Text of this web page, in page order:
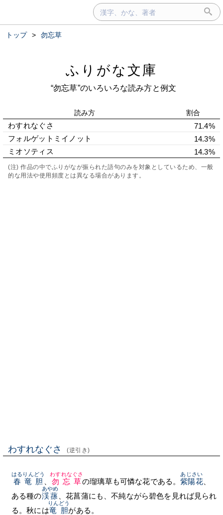
トップ > 勿忘草
ふりがな文庫
“勿忘草”のいろいろな読み方と例文
読み方 割合
わすれなぐさ
71.4%
フォルゲットミイノット
14.3%
ミオソティス
14.3%
(注) 作品の中でふりがなが振られた語句のみを対象としているため、一般
的な用法や使用頻度とは異なる場合があります。
わすれなぐさ (逆引き)
春竜胆
はるりんどう
勿忘草
わすれなぐさ
の瑠璃草も可憐な花である。紫陽花
あじさい
、
ある種の渓蓀
あやめ
、花菖蒲にも、不純ながら碧色を見れば見られ
る。秋には竜胆
りんどう
がある。